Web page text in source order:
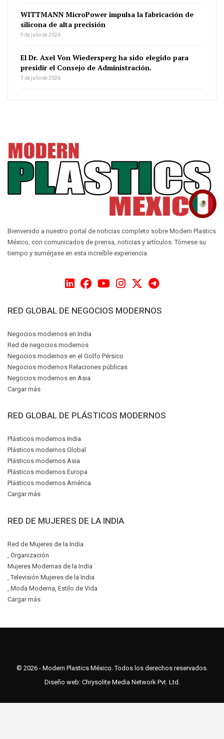
WITTMANN MicroPower impulsa la fabricación de
silicona de alta precisión
9 de julio de 2026
El Dr. Axel Von Wiedersperg ha sido elegido para
presidir el Consejo de Administración.
3 de julio de 2026
Bienvenido a nuestro portal de noticias completo sobre Modern Plastics
México, con comunicados de prensa, noticias y artículos. Tómese su
tiempo y sumérjase en esta increíble experiencia.
RED GLOBAL DE NEGOCIOS MODERNOS
Negocios modernos en India
Red de negocios modernos
Negocios modernos en el Golfo Pérsico
Negocios modernos Relaciones públicas
Negocios modernos en Asia
Cargar más
RED GLOBAL DE PLÁSTICOS MODERNOS
Plásticos modernos India
Plásticos modernos Global
Plásticos modernos Asia
Plásticos modernos Europa
Plásticos modernos América
Cargar más
RED DE MUJERES DE LA INDIA
Red de Mujeres de la India
, Organización
Mujeres Modernas de la India
, Televisión Mujeres de la India
, Moda Moderna, Estilo de Vida
Cargar más
© 2026 - Modern Plastics México. Todos los derechos reservados.
Diseño web: Chrysolite Media Network Pvt. Ltd.